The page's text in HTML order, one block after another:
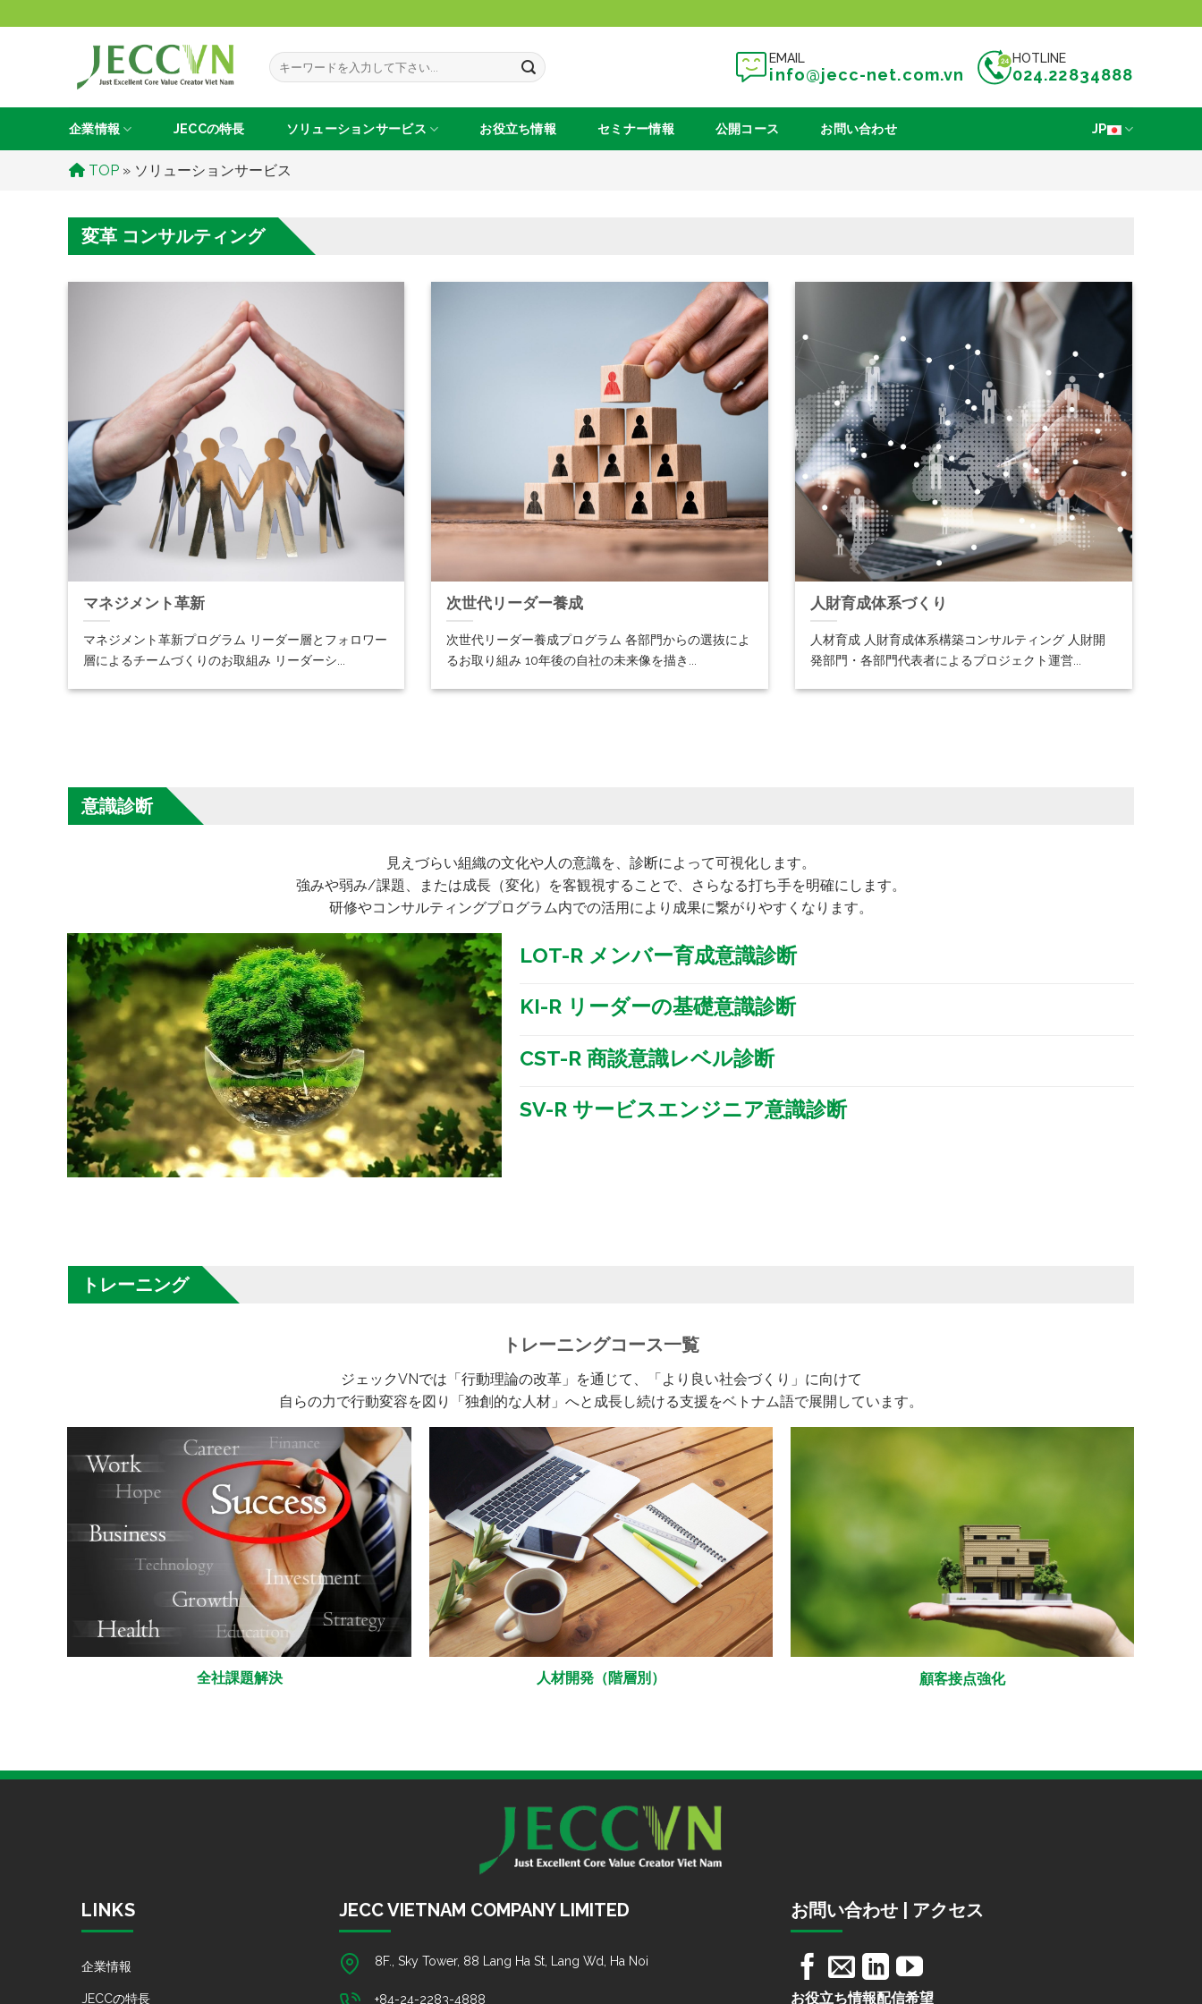
to
EMAIL
info@jecc-net.com.vn
HOTLINE
024.22834888
企業情報 JECCの特長 ソリューションサービス お役立ち情報 セミナー情報 公開コース お問い合わせ JP
TOP » ソリューションサービス
変革 コンサルティング
マネジメント革新
マネジメント革新プログラム リーダー層とフォロワー
層によるチームづくりのお取組み リーダーシ...
次世代リーダー養成
次世代リーダー養成プログラム 各部門からの選抜によ
るお取り組み 10年後の自社の未来像を描き...
人財育成体系づくり
人材育成 人財育成体系構築コンサルティング 人財開
発部門・各部門代表者によるプロジェクト運営...
意識診断
見えづらい組織の文化や人の意識を、診断によって可視化します。
強みや弱み/課題、または成長（変化）を客観視することで、さらなる打ち手を明確にします。
研修やコンサルティングプログラム内での活用により成果に繋がりやすくなります。
LOT-R メンバー育成意識診断
KI-R リーダーの基礎意識診断
CST-R 商談意識レベル診断
SV-R サービスエンジニア意識診断
トレーニング
トレーニングコース一覧
ジェックVNでは「行動理論の改革」を通じて、「より良い社会づくり」に向けて
自らの力で行動変容を図り「独創的な人材」へと成長し続ける支援をベトナム語で展開しています。
全社課題解決 人材開発（階層別） 顧客接点強化
LINKS
企業情報
JECCの特長
JECC VIETNAM COMPANY LIMITED
8F., Sky Tower, 88 Lang Ha St, Lang Wd, Ha Noi
+84-24-2283-4888
お問い合わせ | アクセス
お役立ち情報配信希望